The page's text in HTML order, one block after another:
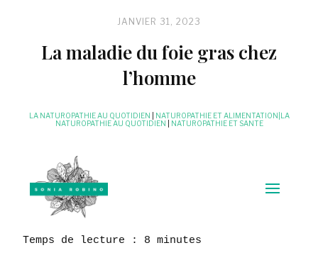
JANVIER 31, 2023
La maladie du foie gras chez
l’homme
LA NATUROPATHIE AU QUOTIDIEN
NATUROPATHIE ET ALIMENTATION|LA
NATUROPATHIE AU QUOTIDIEN
NATUROPATHIE ET SANTE
Temps de lecture : 8 minutes